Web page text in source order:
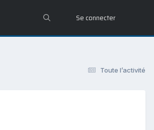
Se connecter
Toute l’activité